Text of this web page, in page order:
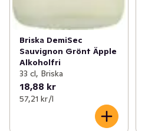
Briska DemiSec
Sauvignon Grönt Äpple
Alkoholfri
33 cl, Briska
18,88 kr
57,21 kr /l